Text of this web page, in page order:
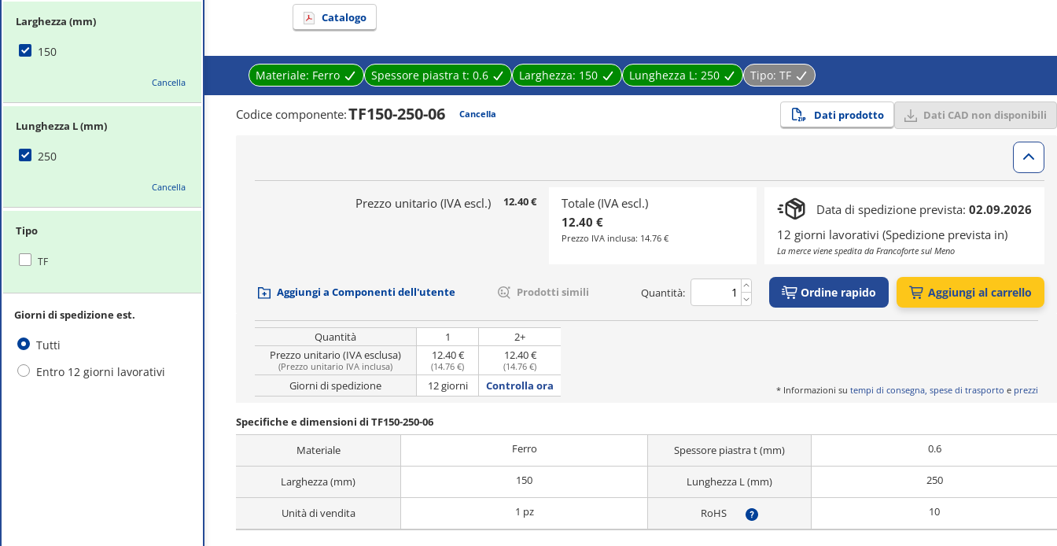
Larghezza (mm)
150
Cancella
Lunghezza L (mm)
250
Cancella
Tipo
TF
Giorni di spedizione est.
Tutti
Entro 12 giorni lavorativi
Catalogo
Materiale: Ferro Spessore piastra t: 0.6 Larghezza: 150 Lunghezza L: 250 Tipo: TF
Codice componente:TF150-250-06 Cancella Dati prodotto Dati CAD non disponibili
Prezzo unitario (IVA escl.) 12.40 €
Totale (IVA escl.)
12.40 €
Prezzo IVA inclusa: 14.76 €
Data di spedizione prevista: 02.09.2026
12 giorni lavorativi (Spedizione prevista in)
La merce viene spedita da Francoforte sul Meno
Aggiungi a Componenti dell'utente Prodotti simili Quantità: Ordine rapido Aggiungi al carrello
Quantità 1
2+
Prezzo unitario (IVA esclusa)
(Prezzo unitario IVA inclusa)
12.40 €
(14.76 €)
12.40 €
(14.76 €)
Giorni di spedizione 12 giorni Controlla ora * Informazioni su tempi di consegna, spese di trasporto e prezzi
Specifiche e dimensioni di TF150-250-06
Materiale
Ferro Spessore piastra t (mm) 0.6
Larghezza (mm) 150 Lunghezza L (mm) 250
Unità di vendita 1 pz RoHS 10